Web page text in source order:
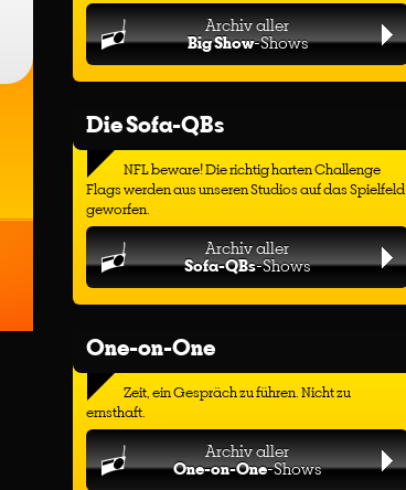
Archiv aller
Big Show-Shows
Die Sofa-QBs
NFL beware! Die richtig harten Challenge
Flags werden aus unseren Studios auf das Spielfeld
geworfen.
Archiv aller
Sofa-QBs-Shows
One-on-One
Zeit, ein Gespräch zu führen. Nicht zu
ernsthaft.
Archiv aller
One-on-One-Shows